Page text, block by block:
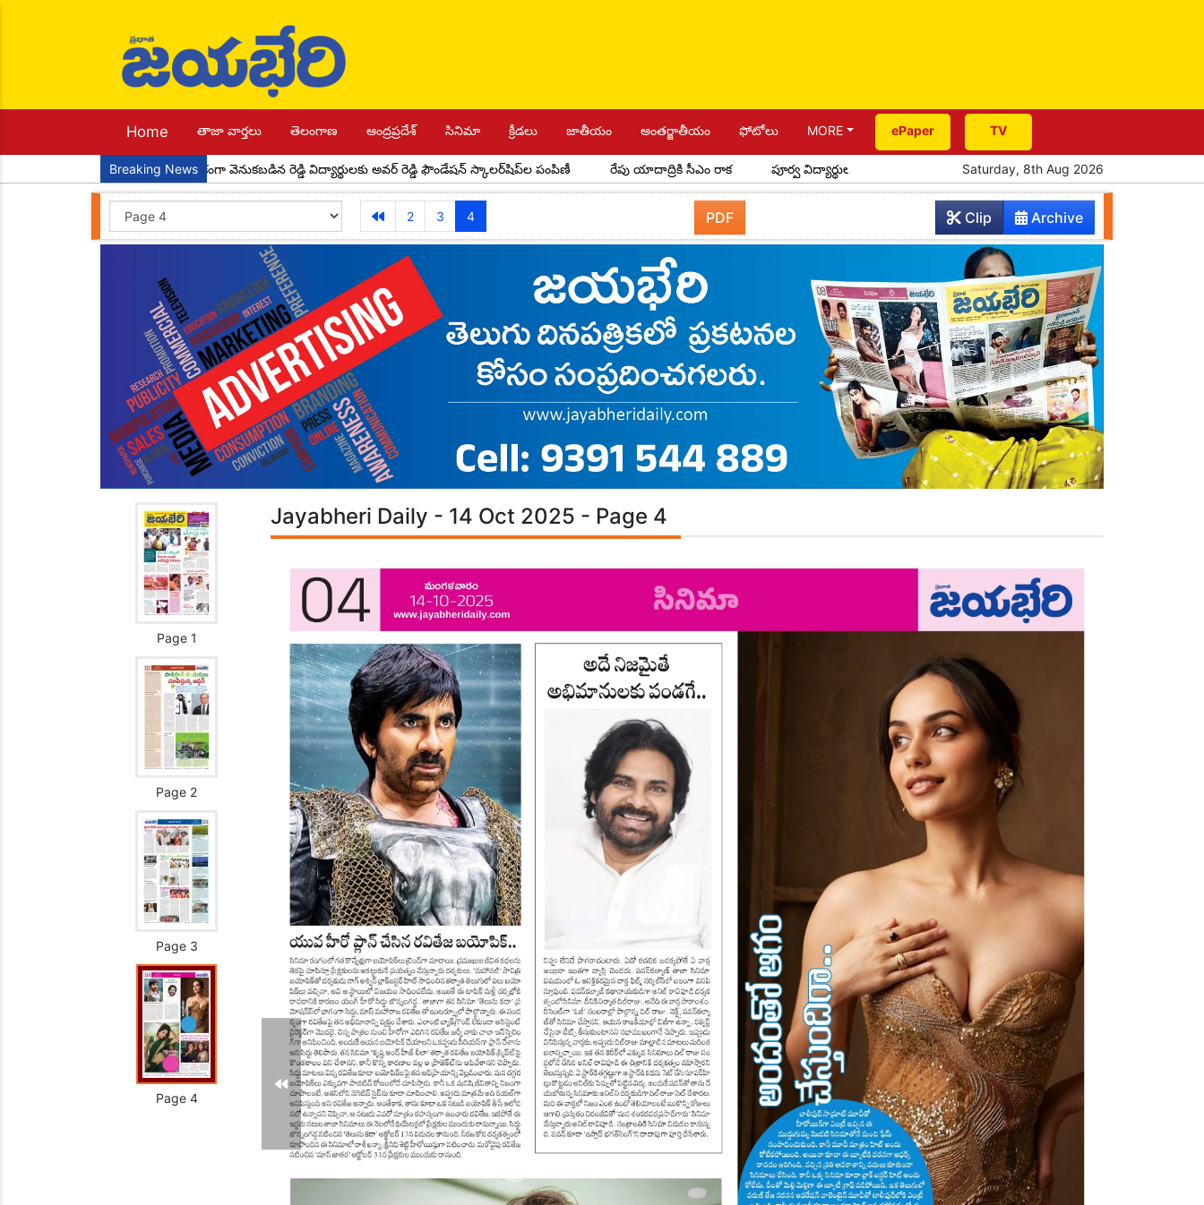
Home తాజా వార్తలు తెలంగాణ ఆంద్రప్రదేశ్ సినిమా క్రీడలు జాతీయం అంతర్జాతీయం ఫోటోలు MORE ePaper TV
Breaking News
ఆర్థికంగా వెనుకబడిన రెడ్డి విద్యార్థులకు అవర్ రెడ్డి ఫౌండేషన్ స్కాలర్‌షిప్‌ల పంపిణీ రేపు యాదాద్రికి సీఎం రాక పూర్వ విద్యార్థుల ఆత్మీయ సమ్మేళనం ప్రతిభ చాటిన పదో తరగతి విద్యార్థులకు సన్మానం
Saturday, 8th Aug 2026
2 3 4 PDF Archive
Clip
Page 1
Page 2
Page 3
Page 4
Jayabheri Daily - 14 Oct 2025 - Page 4